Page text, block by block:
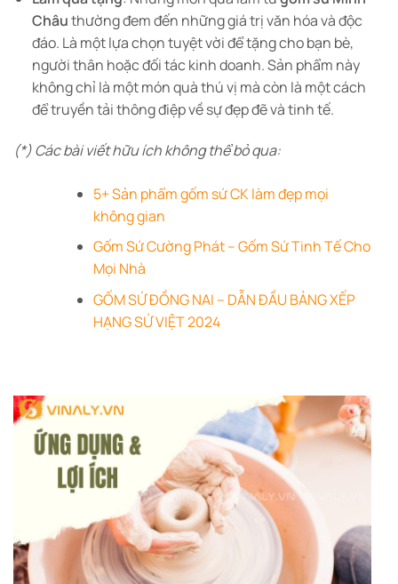
Châuthường đem đến những giá trị văn hóa và độc
đáo. Là một lựa chọn tuyệt vời để tặng cho bạn bè,
người thân hoặc đối tác kinh doanh. Sản phẩm này
không chỉ là một món quà thú vị mà còn là một cách
để truyền tải thông điệp về sự đẹp đẽ và tinh tế.
(*) Các bài viết hữu ích không thể bỏ qua:
5+ Sản phẩm gốm sứ CK làm đẹp mọi
không gian
Gốm Sứ Cường Phát – Gốm Sứ Tinh Tế Cho
Mọi Nhà
GỐM SỨ ĐỒNG NAI – DẪN ĐẦU BẢNG XẾP
HẠNG SỨ VIỆT 2024